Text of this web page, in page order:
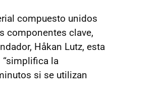
compuesto unidos
componentes clave,
Håkan Lutz, esta
la
si se utilizan